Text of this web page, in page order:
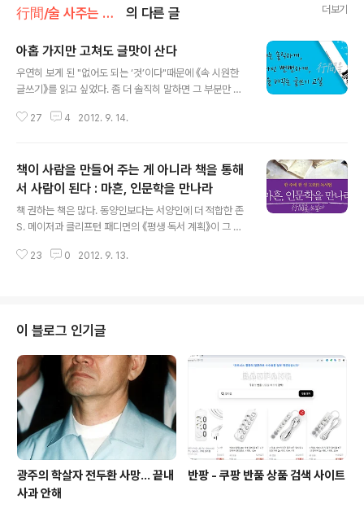
行間/술 사주는 읽고쓰기 의 다른 글 더보기
아홉 가지만 고쳐도 글맛이 산다
우연히 보게 된 "없어도 되는 ‘것’이다"때문에 《속 시원한
글쓰기》를 읽고 싶었다. 좀 더 솔직히 말하면 그 부분만 읽
이다', '~라고 생각한다' 그리고 '~같다' 라는 어투이다. 눈
부자연스럽다. 쓰면 안 되는 말이다. 아니 고쳐야 할 부분이
다. 글쓰기가 어려운 이유가 뭘까? 내가 행한 그대로, 생각
한 그대로, 생긴 그대로, 곧 사실대로 쓰지 않아서다. 좀 더
멋지게 꾸미고 싶은 욕망이 생겨서다. 그래서 소크라테스
니 뭐니 하는 성현들의 멋진 말을 살짝 끼워 넣는다. ‘날씨
가 덥다’ 하면 될 것을, 글을 멋지게 꾸민답시고 찜통을..
27 4 2012. 9. 14.
책이 사람을 만들어 주는 게 아니라 책을 통해
서 사람이 된다 : 마흔, 인문학을 만나라
책 권하는 책은 많다. 동양인보다는 서양인에 더 적합한 존
S. 메이저과 클리프턴 패디먼의 《평생 독서 계획》이 그 중
을 소개하고 읽기를 권한다. 모든 소개서가 마찬가지이지
읽을지 물어보면 제일 먼저 해주는 말이 있다. 책에 커다란
의미 두지 마라. 책이 사람을 만들어 주는 게 아니라 내가
책을 통해서 사람이 된다. 책은 나를 찾아가는 과정을 도와
주는 도구에 불과하다. 주체는 항상 나 자신임을 명심해야
한다. 그러기 위해서는 책 읽는 것이 몸에 배어야 한다. 책
과 한몸이 되어야 ..
23 0 2012. 9. 13.
이 블로그 인기글
광주의 학살자 전두환 사망... 끝내
사과 안해
반팡 - 쿠팡 반품 상품 검색 사이트